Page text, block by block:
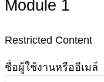
Module 1
Restricted Content
ชื่อผู้ใช้งานหรืออีเมล์